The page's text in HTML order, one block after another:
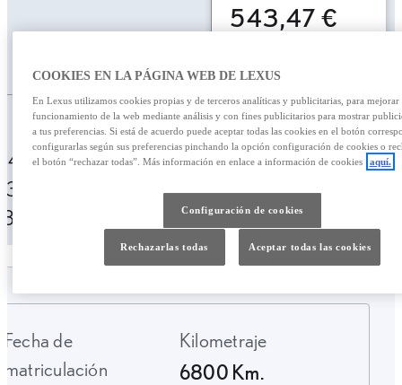
36.990,00 €
543,47 €
Personalizar financiación
€ /mes49 mesesEntrada:
€
TAE: 10,04%Última cuota:
€
Fecha de
matriculación
Kilometraje
6800 Km.
COOKIES EN LA PÁGINA WEB DE LEXUS
En Lexus utilizamos cookies propias y de terceros analíticas y publicitarias, para mejorar
funcionamiento de la web mediante análisis y con fines publicitarios para mostrar
a tus preferencias. Si está de acuerdo puede aceptar todas las cookies en el botón
configurarlas según sus preferencias pinchando la opción configuración de cookies o
el botón “rechazar todas”. Más información en enlace a información de cookies aquí.
Configuración de cookies
Rechazarlas todas Aceptar todas las cookies